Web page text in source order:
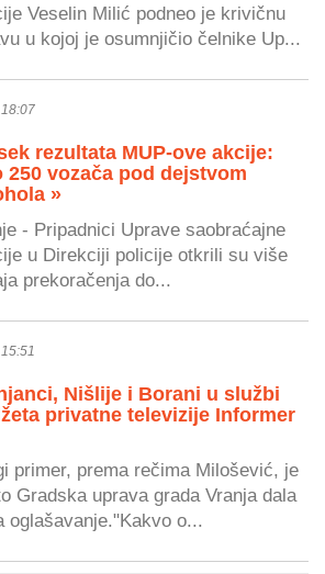
Veselin Milić podneo je krivičnu
u kojoj je osumnjičio čelnike Up...
rezultata MUP-ove akcije:
250 vozača pod dejstvom
»
- Pripadnici Uprave saobraćajne
u Direkciji policije otkrili su više
prekoračenja do...
Nišlije i Borani u službi
privatne televizije Informer
primer, prema rečima Milošević, je
Gradska uprava grada Vranja dala
oglašavanje."Kakvo o...